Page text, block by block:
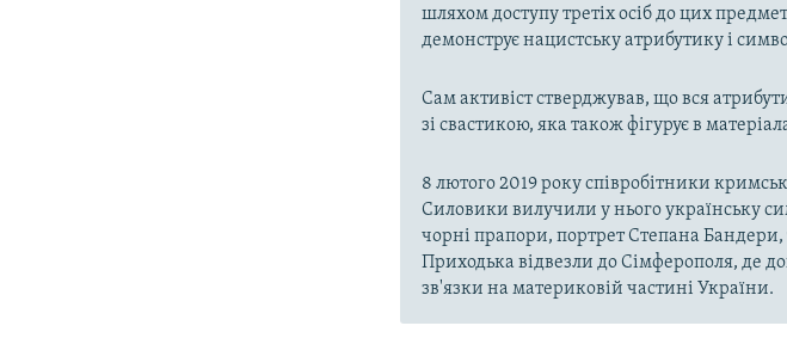
шляхом доступу третіх осіб до цих
демонструє нацистську атрибутику і
Сам активіст стверджував, що вся
зі свастикою, яка також фігурує в
8 лютого 2019 року співробітники
Силовики вилучили у нього українську
чорні прапори, портрет Степана
Приходька відвезли до Сімферополя, де
зв'язки на материковій частині України.